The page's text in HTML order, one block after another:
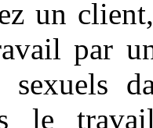
un
par
sexuels
le